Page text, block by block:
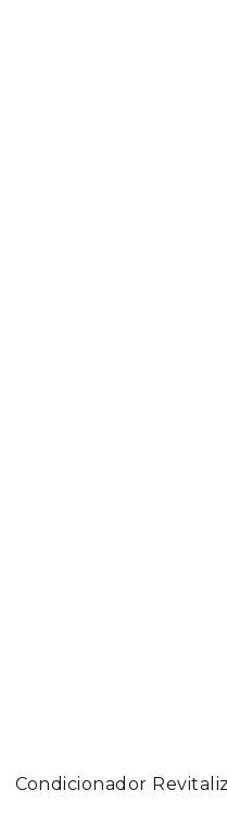
Condicionador